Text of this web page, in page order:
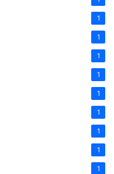
1
1
1
1
1
1
1
1
1